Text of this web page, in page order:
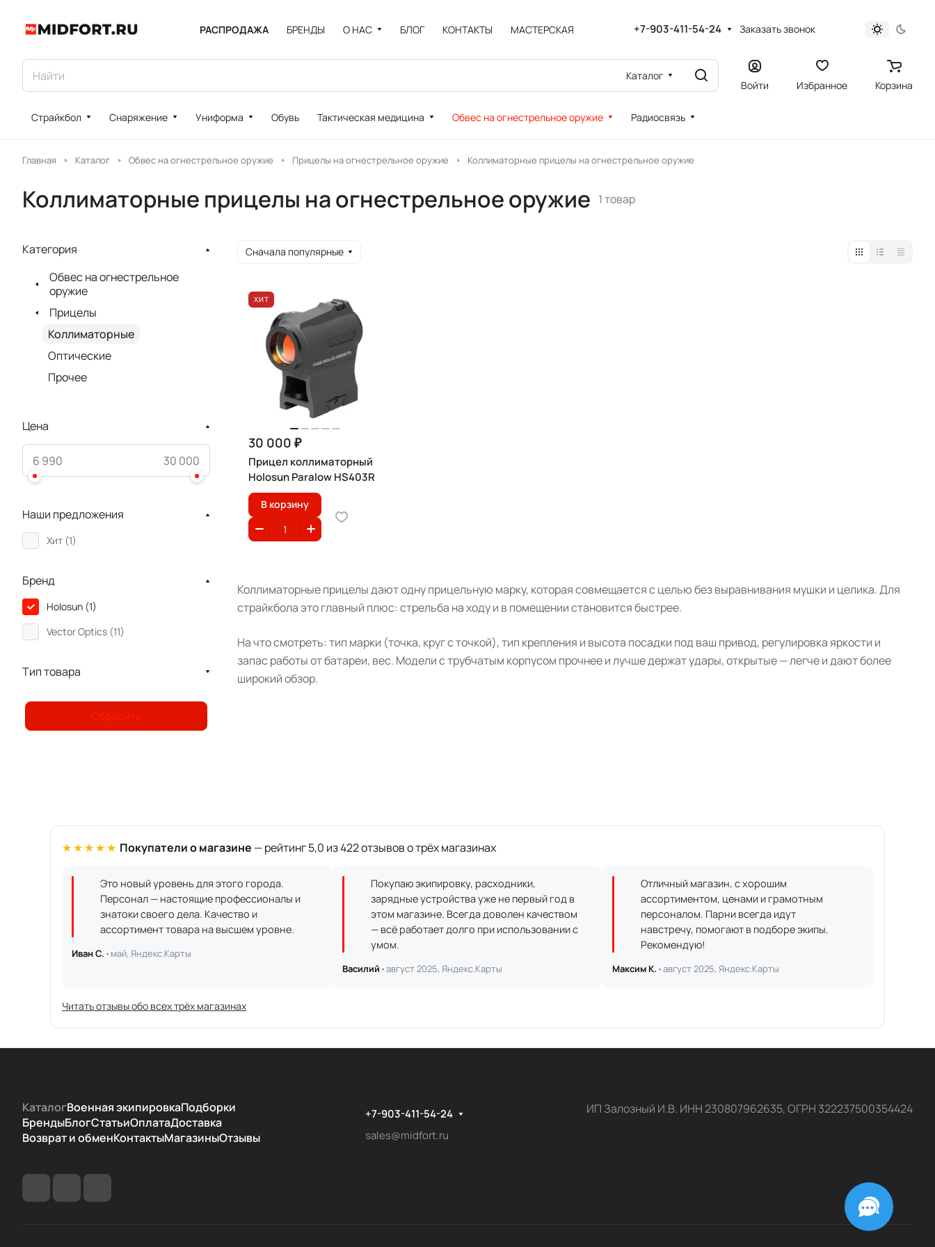
РАСПРОДАЖА БРЕНДЫ О НАС БЛОГ КОНТАКТЫ МАСТЕРСКАЯ +7-903-411-54-24 Заказать звонок
Каталог
Войти Избранное Корзина
Страйкбол Снаряжение Униформа Обувь Тактическая медицина Обвес на огнестрельное оружие Радиосвязь
Главная Каталог Обвес на огнестрельное оружие Прицелы на огнестрельное оружие Коллиматорные прицелы на огнестрельное оружие
Коллиматорные прицелы на огнестрельное оружие 1 товар
Сначала популярные
ХИТ
30 000 ₽
Прицел коллиматорный
Holosun Paralow HS403R
В корзину
Коллиматорные прицелы дают одну прицельную марку, которая совмещается с целью без выравнивания мушки и целика. Для
страйкбола это главный плюс: стрельба на ходу и в помещении становится быстрее.
На что смотреть: тип марки (точка, круг с точкой), тип крепления и высота посадки под ваш привод, регулировка яркости и
запас работы от батареи, вес. Модели с трубчатым корпусом прочнее и лучше держат удары, открытые — легче и дают более
широкий обзор.
Категория
Обвес на огнестрельное
оружие
Прицелы
Коллиматорные
Оптические
Прочее
Цена
Наши предложения
Хит (1)
Бренд
Holosun (1)
Vector Optics (11)
Тип товара
Сбросить
★★★★★ Покупатели о магазине — рейтинг 5,0 из 422 отзывов о трёх магазинах
Это новый уровень для этого города.
Персонал — настоящие профессионалы и
знатоки своего дела. Качество и
ассортимент товара на высшем уровне.
Иван С. · май, Яндекс.Карты
Покупаю экипировку, расходники,
зарядные устройства уже не первый год в
этом магазине. Всегда доволен качеством
— всё работает долго при использовании с
умом.
Василий ·август 2025, Яндекс.Карты
Отличный магазин, с хорошим
ассортиментом, ценами и грамотным
персоналом. Парни всегда идут
навстречу, помогают в подборе экипы.
Рекомендую!
Максим К. ·август 2025, Яндекс.Карты
Читать отзывы обо всех трёх магазинах
КаталогВоенная экипировкаПодборки
БрендыБлогСтатьиОплатаДоставка
Возврат и обменКонтактыМагазиныОтзывы
+7-903-411-54-24
sales@midfort.ru
ИП Залозный И.В. ИНН 230807962635, ОГРН 322237500354424